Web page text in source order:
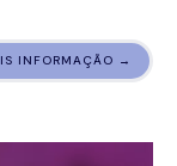
INFORMAÇÃO →